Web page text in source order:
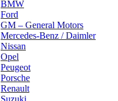
BMW
Ford
GM – General Motors
Mercedes-Benz / Daimler
Nissan
Opel
Peugeot
Porsche
Renault
Suzuki